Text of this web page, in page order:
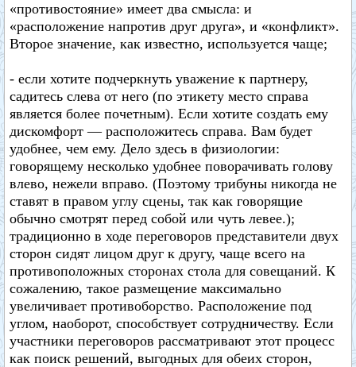
«противостояние» имеет два смысла: и
«расположение напротив друг друга», и «конфликт».
Второе значение, как известно, используется чаще;
- если хотите подчеркнуть уважение к партнеру,
садитесь слева от него (по этикету место справа
является более почетным). Если хотите создать ему
дискомфорт — расположитесь справа. Вам будет
удобнее, чем ему. Дело здесь в физиологии:
говорящему несколько удобнее поворачивать голову
влево, нежели вправо. (Поэтому трибуны никогда не
ставят в правом углу сцены, так как говорящие
обычно смотрят перед собой или чуть левее.);
традиционно в ходе переговоров представители двух
сторон сидят лицом друг к другу, чаще всего на
противоположных сторонах стола для совещаний. К
сожалению, такое размещение максимально
увеличивает противоборство. Расположение под
углом, наоборот, способствует сотрудничеству. Если
участники переговоров рассматривают этот процесс
как поиск решений, выгодных для обеих сторон,